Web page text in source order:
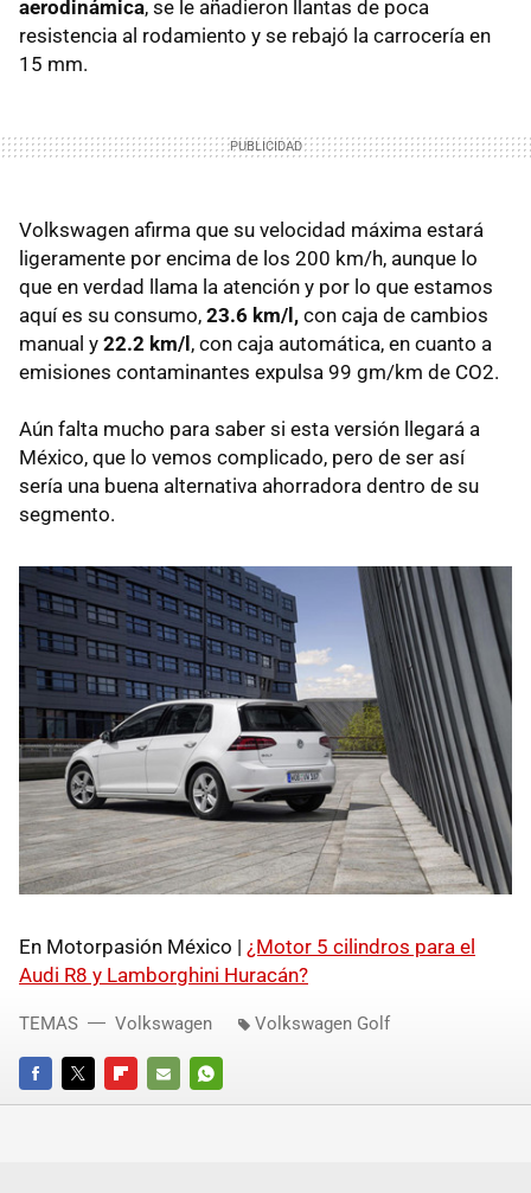
aerodinámica, se le añadieron llantas de poca
resistencia al rodamiento y se rebajó la carrocería en
15 mm.
Volkswagen afirma que su velocidad máxima estará
ligeramente por encima de los 200 km/h, aunque lo
que en verdad llama la atención y por lo que estamos
aquí es su consumo, 23.6 km/l, con caja de cambios
manual y 22.2 km/l, con caja automática, en cuanto a
emisiones contaminantes expulsa 99 gm/km de CO2.
Aún falta mucho para saber si esta versión llegará a
México, que lo vemos complicado, pero de ser así
sería una buena alternativa ahorradora dentro de su
segmento.
En Motorpasión México | ¿Motor 5 cilindros para el
Audi R8 y Lamborghini Huracán?
FACEBOOKTWITTERFLIPBOARD
E-
WHATSAPP
TEMAS Volkswagen Volkswagen Golf